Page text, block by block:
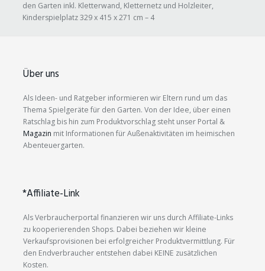
den Garten inkl. Kletterwand, Kletternetz und Holzleiter,
Kinderspielplatz 329 x 415 x 271 cm – 4
Über uns
Als Ideen- und Ratgeber informieren wir Eltern rund um das
Thema Spielgeräte für den Garten. Von der Idee, über einen
Ratschlag bis hin zum Produktvorschlag steht unser Portal &
Magazin mit Informationen für Außenaktivitäten im heimischen
Abenteuergarten.
*Affiliate-Link
Als Verbraucherportal finanzieren wir uns durch Affiliate-Links
zu kooperierenden Shops. Dabei beziehen wir kleine
Verkaufsprovisionen bei erfolgreicher Produktvermittlung. Für
den Endverbraucher entstehen dabei KEINE zusätzlichen
Kosten.